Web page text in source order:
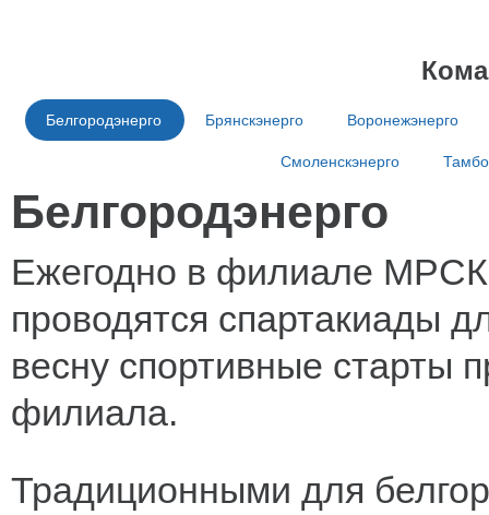
Белгородэнерго Брянскэнерго Воронежэнерго
Смоленскэнерго
Белгородэнерго
Ежегодно в филиале МРСК
проводятся спартакиады
весну спортивные старты
филиала.
Традиционными для